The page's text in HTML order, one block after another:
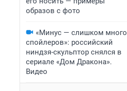
образов с фото
«Минус — слишком много
спойлеров»: российский
ниндзя-скульптор снялся в
сериале «Дом Дракона».
Видео